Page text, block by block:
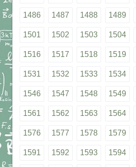
1486 1487 1488 1489
1501 1502 1503 1504
1516 1517 1518 1519
1531 1532 1533 1534
1546 1547 1548 1549
1561 1562 1563 1564
1576 1577 1578 1579
1591 1592 1593 1594